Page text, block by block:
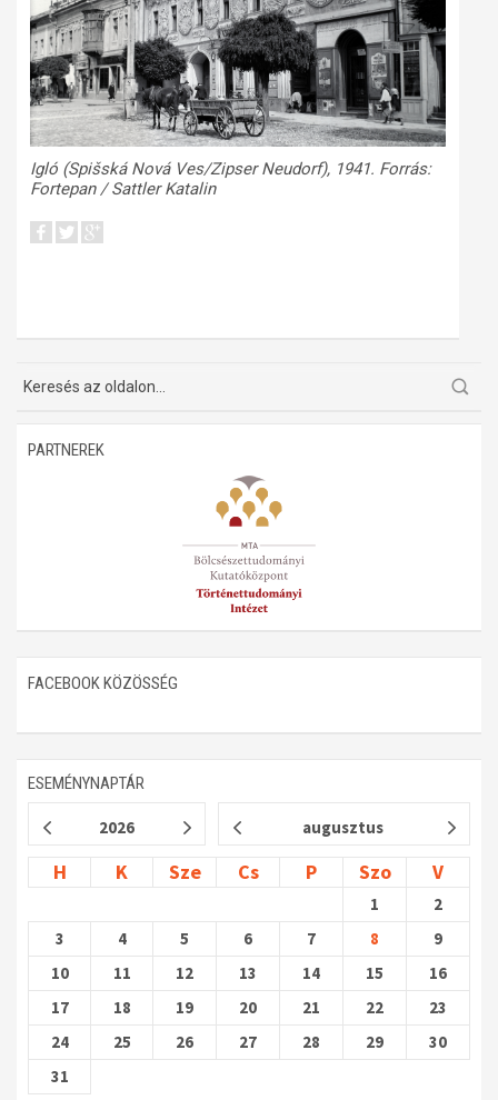
Igló (Spišská Nová Ves/Zipser Neudorf), 1941. Forrás:
Fortepan / Sattler Katalin
PARTNEREK
FACEBOOK KÖZÖSSÉG
ESEMÉNYNAPTÁR
2026 augusztus
H K Sze Cs P Szo V
1
2
3
4 5 6 7 8
9
10
11 12 13 14 15
16
17
18 19 20 21 22
23
24
25 26 27 28 29
30
31